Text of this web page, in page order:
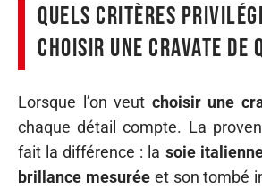
Quels critères
choisir une cravate de
Lorsque l’on veut choisir une
chaque détail compte. La
fait la différence : la soie
brillance mesuréeet son tombé